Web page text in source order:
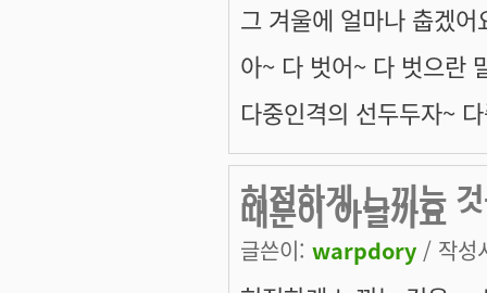
그 겨울에 얼마나 춥겠
아~ 다 벗어~ 다 벗으란
다중인격의 선두두자~
허전하게 느끼는
때문이 아닐까요
글쓴이: warpdory / 작성